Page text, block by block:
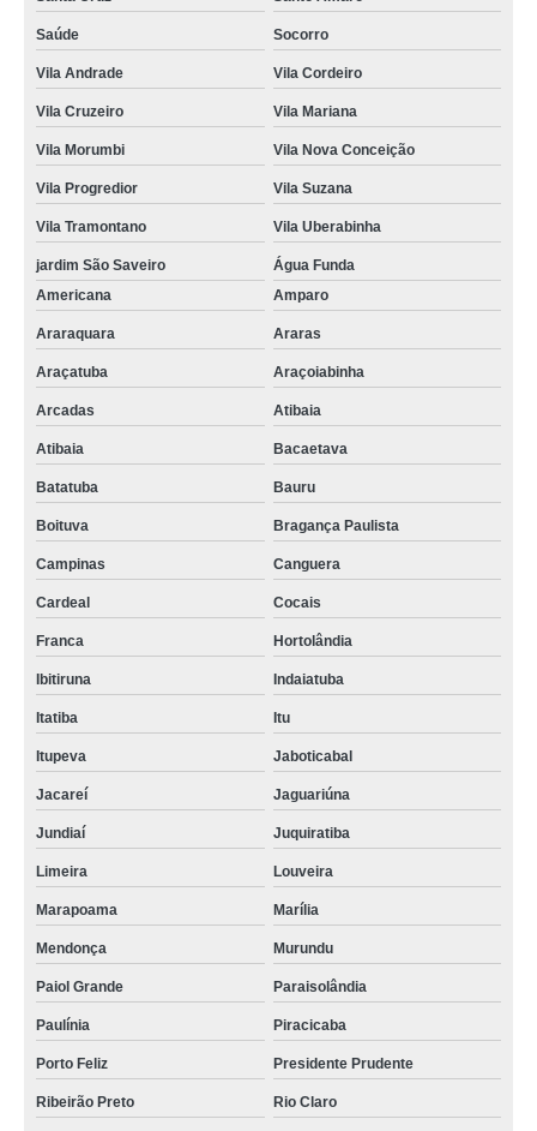
Saúde Socorro
Vila Andrade Vila Cordeiro
Vila Cruzeiro Vila Mariana
Vila Morumbi Vila Nova Conceição
Vila Progredior Vila Suzana
Vila Tramontano Vila Uberabinha
jardim São Saveiro
Água Funda
Americana
Amparo
Araraquara Araras
Araçatuba Araçoiabinha
Arcadas Atibaia
Atibaia Bacaetava
Batatuba Bauru
Boituva Bragança Paulista
Campinas Canguera
Cardeal Cocais
Franca Hortolândia
Ibitiruna Indaiatuba
Itatiba Itu
Itupeva Jaboticabal
Jacareí Jaguariúna
Jundiaí Juquiratiba
Limeira Louveira
Marapoama Marília
Mendonça Murundu
Paiol Grande Paraisolândia
Paulínia Piracicaba
Porto Feliz Presidente Prudente
Ribeirão Preto Rio Claro